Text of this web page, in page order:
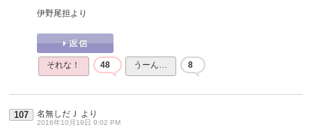
伊野尾担より
それな！ 48 うーん… 8
107 名無しだＪ より
2016年10月19日 9:02 PM